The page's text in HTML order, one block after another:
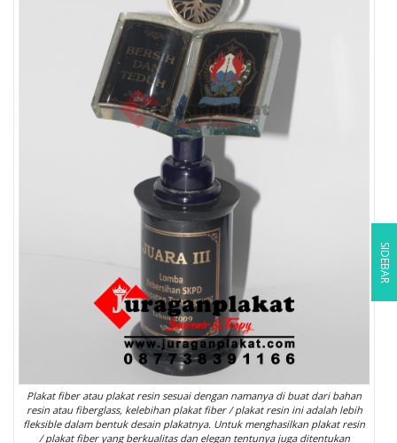
Plakat fiber atau plakat resin sesuai dengan namanya di buat dari bahan
resin atau fiberglass, kelebihan plakat fiber / plakat resin ini adalah lebih
fleksible dalam bentuk desain plakatnya. Untuk menghasilkan plakat resin
/ plakat fiber yang berkualitas dan elegan tentunya juga ditentukan
SIDEBAR